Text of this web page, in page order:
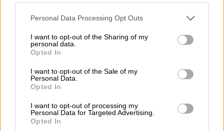
Please note that this website/app uses one or more Google
not limited to your visit or usage behaviour. You may click to
grant or deny consent to Google and its third-party tags to
use your data for below specified purposes in below Google
consent section.
Personal Data Processing Opt Outs
I want to opt-out of the Sharing of my
personal data.
Opted In
I want to opt-out of the Sale of my
Personal Data.
Opted In
I want to opt-out of processing my
Personal Data for Targeted Advertising.
Opted In
τους εκπροσώπους των χωρών
Eurovision 2026, ενώ κάθε σόου θα έχει και
διαφορετικούς καλεσμένους-έκπληξη,
προσφέροντας μοναδικές στιγμές για τους